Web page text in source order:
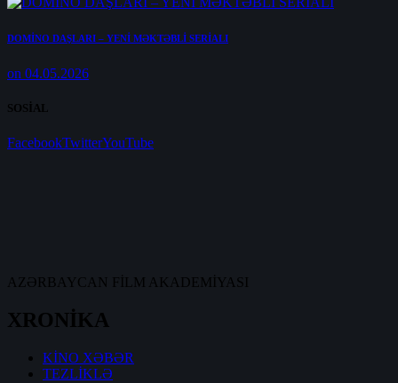
DOMİNO DAŞLARI – YENİ MƏKTƏBLİ SERİALI
on 04.05.2026
SOSİAL
FacebookTwitterYouTube
AZƏRBAYCAN FİLM AKADEMİYASI
XRONİKA
KİNO XƏBƏR
TEZLİKLƏ